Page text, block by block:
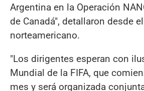
Argentina en la Operación
de Canadá", detallaron desde
norteamericano.
"Los dirigentes esperan con
Mundial de la FIFA, que
mes y será organizada